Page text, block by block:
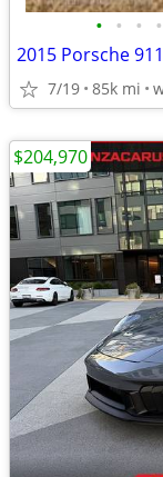
• • • •
2015 Porsche
7/19 85k mi
$204,970